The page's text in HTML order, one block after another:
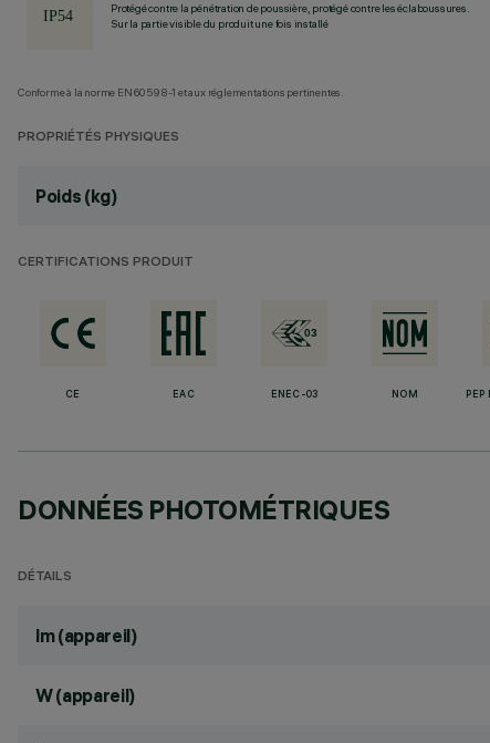
Protégé contre la pénétration de poussière, protégé contre les éclaboussures.
Sur la partie visible du produit une fois installé
Conforme à la norme EN60598-1 et aux réglementations pertinentes.
PROPRIÉTÉS PHYSIQUES
Poids (kg)
CERTIFICATIONS PRODUIT
CE EAC ENEC-03 NOM PEP
DONNÉES PHOTOMÉTRIQUES
DÉTAILS
lm (appareil)
W (appareil)